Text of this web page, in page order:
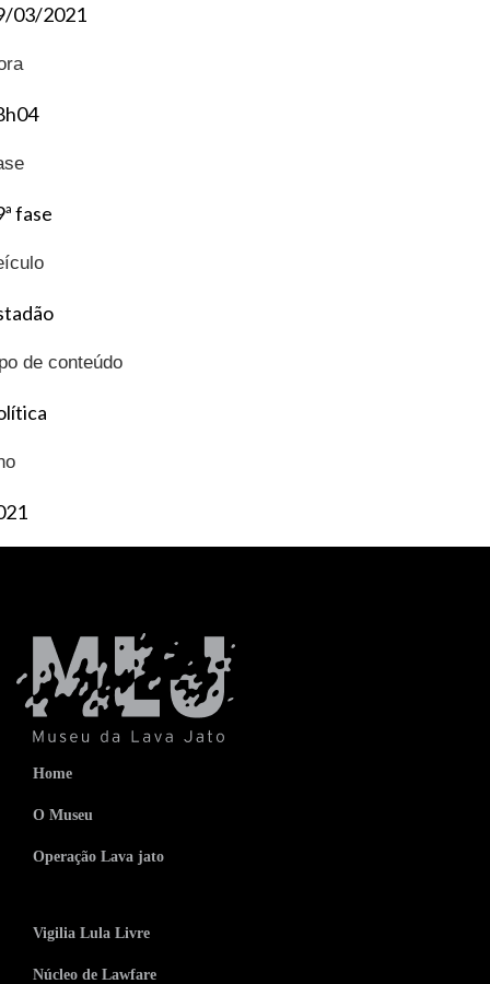
03/2021
fase
de conteúdo
Home
O Museu
Operação Lava jato
Vigilia Lula Livre
Núcleo de Lawfare